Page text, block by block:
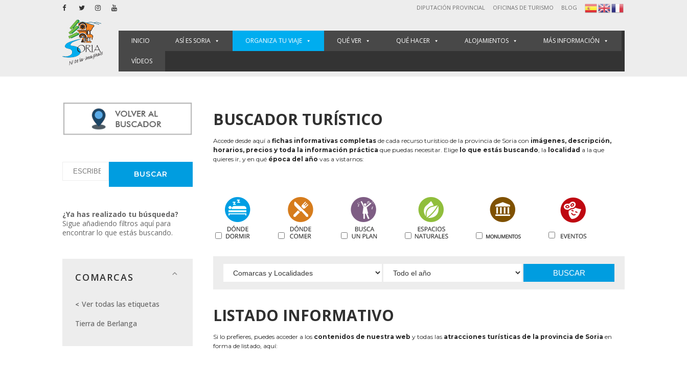
DIPUTACIÓN PROVINCIAL OFICINAS DE TURISMO BLOG
INICIO ASÍ ES SORIA ORGANIZA TU VIAJE QUÉ VER QUÉ HACER ALOJAMIENTOS MÁS INFORMACIÓN
VÍDEOS
¿Ya has realizado tu búsqueda?
Sigue añadiendo filtros aquí para
encontrar lo que estás buscando.
COMARCAS
Ver todas las etiquetas
Tierra de Berlanga
BUSCADOR TURÍSTICO
Accede desde aquí a fichas informativas completas de cada recurso turístico de la provincia de Soria con imágenes, descripción,
horarios, precios y toda la información práctica que puedas necesitar. Elige lo que estás buscando, la localidad a la que
quieres ir, y en qué época del año vas a vistarnos:
BUSCAR
LISTADO INFORMATIVO
Si lo prefieres, puedes acceder a los contenidos de nuestra web y todas las atracciones turísticas de la provincia de Soria en
forma de listado, aquí: